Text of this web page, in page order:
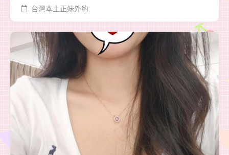
台灣本土正妹外約